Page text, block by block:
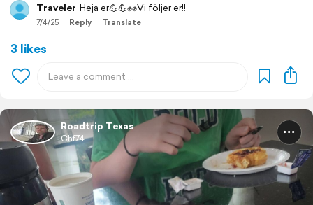
Traveler Heja er💪💪✊✊Vi följer er!!
7/4/25 Reply Translate
3 likes
Roadtrip Texas
Chf74